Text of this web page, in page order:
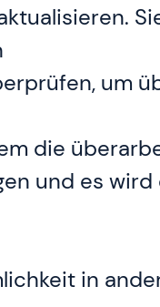
um
die
und es wird
in